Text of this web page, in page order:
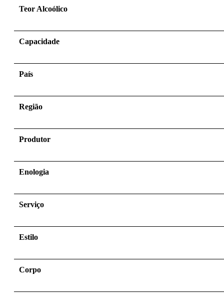
Teor Alcoólico
Capacidade
País
Região
Produtor
Enologia
Serviço
Estilo
Corpo